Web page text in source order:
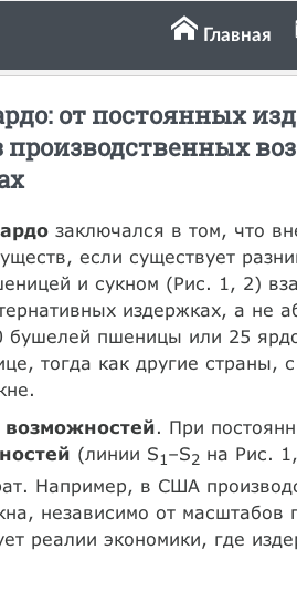
Главная
от постоянных
производственных
заключался в том, что
если существует
и сукном (Рис. 1, 2)
издержках, а не
пшеницы или 25
тогда как другие
. При
(линии S1 –S2на Рис.
Например, в США
независимо от масштабов
реалии экономики, где